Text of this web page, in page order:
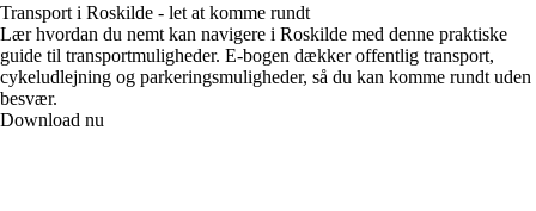
Transport i Roskilde - let at komme rundt
Lær hvordan du nemt kan navigere i Roskilde med denne praktiske
guide til transportmuligheder. E-bogen dækker offentlig transport,
cykeludlejning og parkeringsmuligheder, så du kan komme rundt uden
besvær.
Download nu